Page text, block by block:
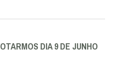
DIA 9 DE JUNHO